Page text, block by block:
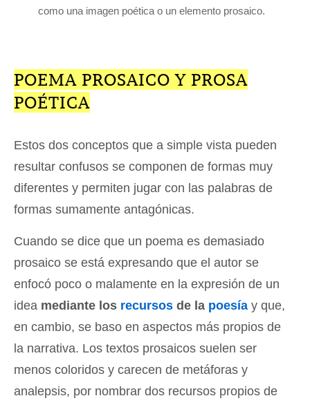
como una imagen poética o un elemento prosaico.
POEMA PROSAICO Y PROSA
POÉTICA
Estos dos conceptos que a simple vista pueden
resultar confusos se componen de formas muy
diferentes y permiten jugar con las palabras de
formas sumamente antagónicas.
Cuando se dice que un poema es demasiado
prosaico se está expresando que el autor se
enfocó poco o malamente en la expresión de un
idea mediante los recursos de la poesía y que,
en cambio, se baso en aspectos más propios de
la narrativa. Los textos prosaicos suelen ser
menos coloridos y carecen de metáforas y
analepsis, por nombrar dos recursos propios de